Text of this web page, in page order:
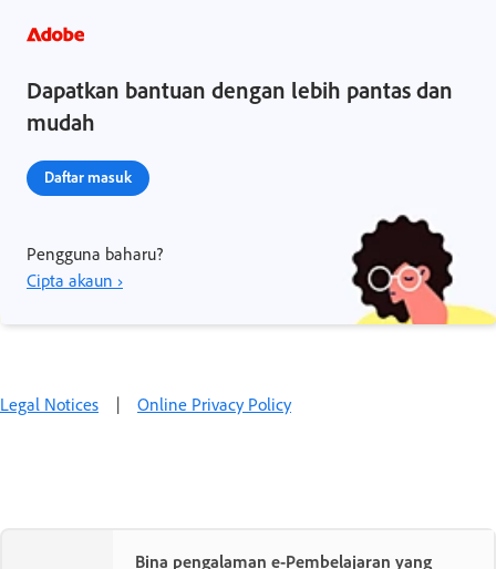
Dapatkan bantuan dengan lebih pantas dan
mudah
Daftar masuk
Pengguna baharu?
Cipta akaun ›
Legal Notices | Online Privacy Policy
Bina pengalaman e-Pembelajaran yang